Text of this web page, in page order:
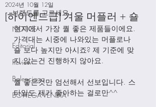
브랜드를 고르세요
NOTICE
Editorial
Review
Balenciaga
BOTTEGA VENETA
[하이엔드급] 겨울 머플러 + 숄
2024년 10월 12일
현지에서 가장 퀄 좋은 제품들이에요.
가격대는 시중에 나와있는 머플로나
숄 보다 높지만 아시죠? 제 기준에 맞
지 않는건 진행하지 않아요.
퀄 좋은것만 엄선해서 선보입니다. 스
타일도 제가 좋아하는 걸로만^^